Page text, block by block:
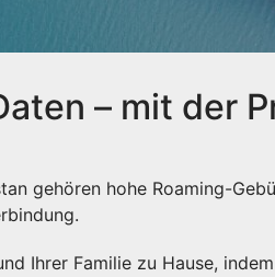
– mit der
gehören hohe Roaming-
Ihrer Familie zu Hause,